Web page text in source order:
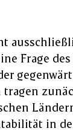
Frage
in